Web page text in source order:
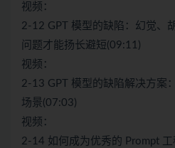
视频：
2-12 GPT 模型的缺陷：幻觉、
问题才能扬长避短(09:11)
视频：
2-13 GPT 模型的缺陷解决方案
场景(07:03)
视频：
2-14 如何成为优秀的 Prompt 工